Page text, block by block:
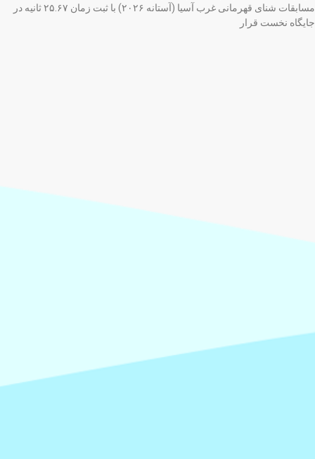
مسابقات شنای قهرمانی غرب آسیا (آستانه ۲۰۲۶) با ثبت زمان ۲۵.۶۷ ثانیه در
نخست قرار